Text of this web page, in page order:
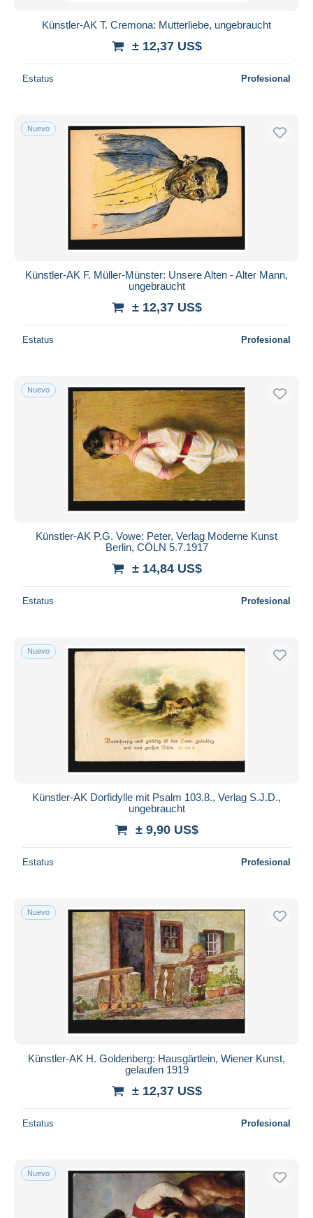
Künstler-AK T. Cremona: Mutterliebe, ungebraucht
± 12,37 US$
Estatus Profesional
Nuevo
Künstler-AK F. Müller-Münster: Unsere Alten - Alter Mann,
ungebraucht
± 12,37 US$
Estatus Profesional
Nuevo
Künstler-AK P.G. Vowe: Peter, Verlag Moderne Kunst
Berlin, CÖLN 5.7.1917
± 14,84 US$
Estatus Profesional
Nuevo
Künstler-AK Dorfidylle mit Psalm 103.8., Verlag S.J.D.,
ungebraucht
± 9,90 US$
Estatus Profesional
Nuevo
Künstler-AK H. Goldenberg: Hausgärtlein, Wiener Kunst,
gelaufen 1919
± 12,37 US$
Estatus Profesional
Nuevo